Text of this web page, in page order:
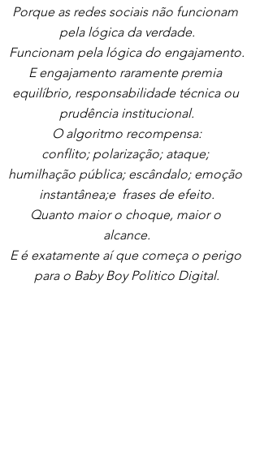
Porque as redes sociais não funcionam
pela lógica da verdade.
Funcionam pela lógica do engajamento.
E engajamento raramente premia
equilíbrio, responsabilidade técnica ou
prudência institucional.
O algoritmo recompensa:
conflito; polarização; ataque;
humilhação pública; escândalo; emoção
instantânea;e  frases de efeito.
Quanto maior o choque, maior o
alcance.
E é exatamente aí que começa o perigo
para o Baby Boy Politico Digital.